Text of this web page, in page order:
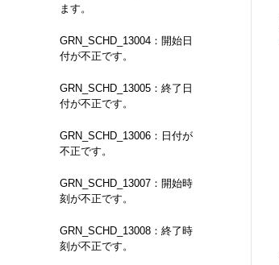
ます。
GRN_SCHD_13004：開始日
付が不正です。
GRN_SCHD_13005：終了日
付が不正です。
GRN_SCHD_13006：日付が
不正です。
GRN_SCHD_13007：開始時
刻が不正です。
GRN_SCHD_13008：終了時
刻が不正です。